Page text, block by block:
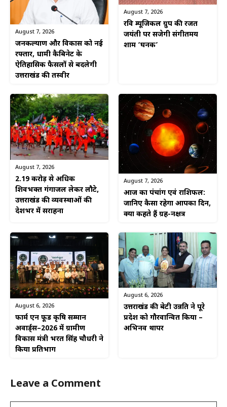
August 7, 2026
जनकल्याण और विकास को नई
रफ्तार, धामी कैबिनेट के
ऐतिहासिक फैसलों से बदलेगी
उत्तराखंड की तस्वीर
August 7, 2026
रवि म्यूजिकल ग्रुप की रजत
जयंती पर सजेगी संगीतमय
शाम ‘घनक’
August 7, 2026
2.19 करोड़ से अधिक
शिवभक्त गंगाजल लेकर लौटे,
उत्तराखंड की व्यवस्थाओं की
देशभर में सराहना
August 7, 2026
आज का पंचांग एवं राशिफल:
जानिए कैसा रहेगा आपका दिन,
क्या कहते हैं ग्रह-नक्षत्र
August 6, 2026
फार्म एन फूड कृषि सम्मान
अवार्ड्स–2026 में ग्रामीण
विकास मंत्री भरत सिंह चौधरी ने
किया प्रतिभाग
August 6, 2026
उत्तराखंड की बेटी उन्नति ने पूरे
प्रदेश को गौरवान्वित किया –
अभिनव थापर
Leave a Comment